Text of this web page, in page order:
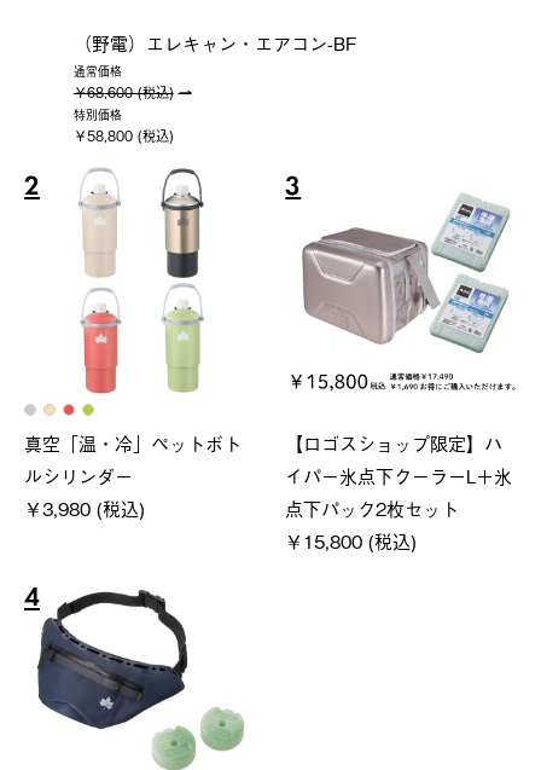
（野電）エレキャン・エアコン-BF
通常価格
￥68,600 (税込)
特別価格
￥58,800 (税込)
2
真空「温・冷」ペットボト
ルシリンダー
￥3,980 (税込)
3
【ロゴスショップ限定】ハ
イパー氷点下クーラーL＋氷
点下パック2枚セット
￥15,800 (税込)
4